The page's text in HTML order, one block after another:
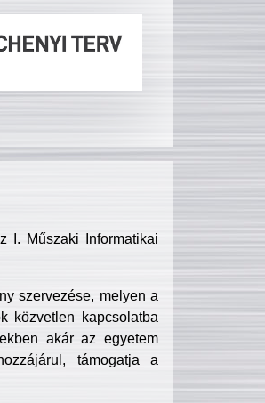
I. Műszaki Informatikai
szervezése, melyen a
közvetlen kapcsolatba
akár az egyetem
támogatja a